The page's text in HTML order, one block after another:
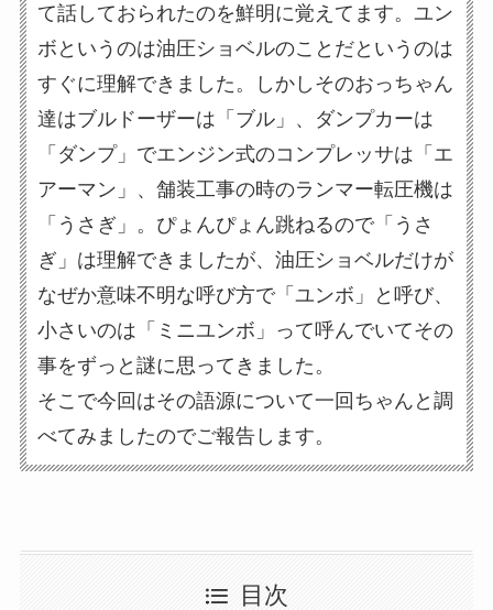
て話しておられたのを鮮明に覚えてます。ユン
ボというのは油圧ショベルのことだというのは
すぐに理解できました。しかしそのおっちゃん
達はブルドーザーは「ブル」、ダンプカーは
「ダンプ」でエンジン式のコンプレッサは「エ
アーマン」、舗装工事の時のランマー転圧機は
「うさぎ」。ぴょんぴょん跳ねるので「うさ
ぎ」は理解できましたが、油圧ショベルだけが
なぜか意味不明な呼び方で「ユンボ」と呼び、
小さいのは「ミニユンボ」って呼んでいてその
事をずっと謎に思ってきました。
そこで今回はその語源について一回ちゃんと調
べてみましたのでご報告します。
目次